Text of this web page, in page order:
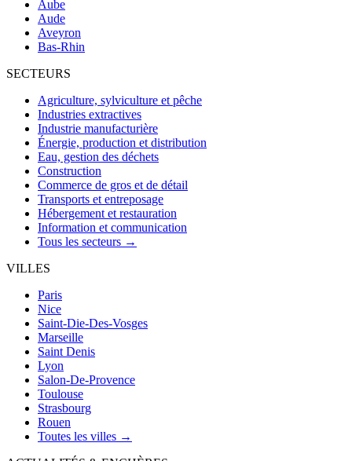
Aube
Aude
Aveyron
Bas-Rhin
SECTEURS
Agriculture, sylviculture et pêche
Industries extractives
Industrie manufacturière
Énergie, production et distribution
Eau, gestion des déchets
Construction
Commerce de gros et de détail
Transports et entreposage
Hébergement et restauration
Information et communication
Tous les secteurs →
VILLES
Paris
Nice
Saint-Die-Des-Vosges
Marseille
Saint Denis
Lyon
Salon-De-Provence
Toulouse
Strasbourg
Rouen
Toutes les villes →